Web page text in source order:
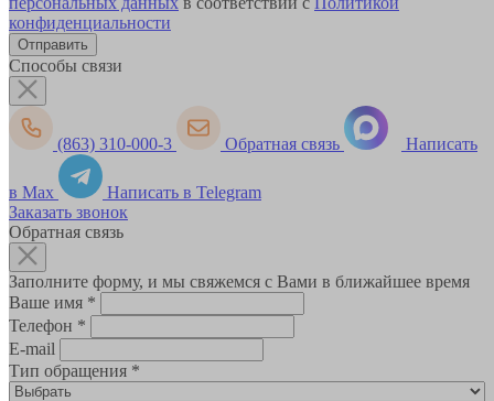
конфиденциальности
Способы связи
(863) 310-000-3 Обратная связь Написать
в Max
Написать в Telegram
Заказать звонок
Обратная связь
Заполните форму, и мы свяжемся с Вами в ближайшее время
Ваше имя *
Телефон *
E-mail
Тип обращения *